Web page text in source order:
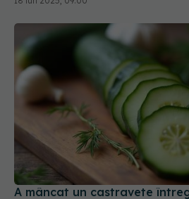
A mâncat un castravete
explodat. Iată ce s-a
Video VIRAL pe TikTok